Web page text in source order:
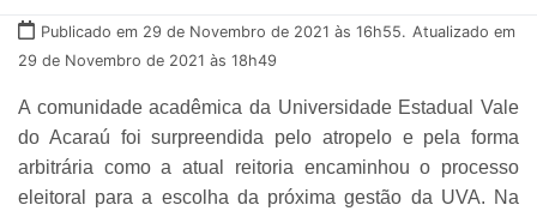
Publicado em 29 de Novembro de 2021 às 16h55. Atualizado em
29 de Novembro de 2021 às 18h49
A comunidade acadêmica da Universidade Estadual Vale
do Acaraú foi surpreendida pelo atropelo e pela forma
arbitrária como a atual reitoria encaminhou o processo
eleitoral para a escolha da próxima gestão da UVA. Na